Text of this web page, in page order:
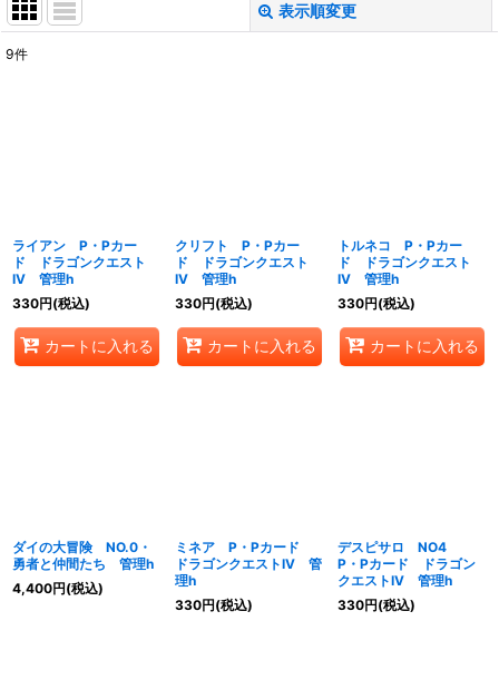
表示順変更
9件
ライアン P・Pカー
ド ドラゴンクエスト
IV 管理h
330円(税込)
カートに入れる
クリフト P・Pカー
ド ドラゴンクエスト
IV 管理h
330円(税込)
カートに入れる
トルネコ P・Pカー
ド ドラゴンクエスト
IV 管理h
330円(税込)
カートに入れる
ダイの大冒険 NO.0・
勇者と仲間たち 管理h
4,400円(税込)
ミネア P・Pカード
ドラゴンクエストIV 管
理h
330円(税込)
デスピサロ NO4
P・Pカード ドラゴン
クエストIV 管理h
330円(税込)